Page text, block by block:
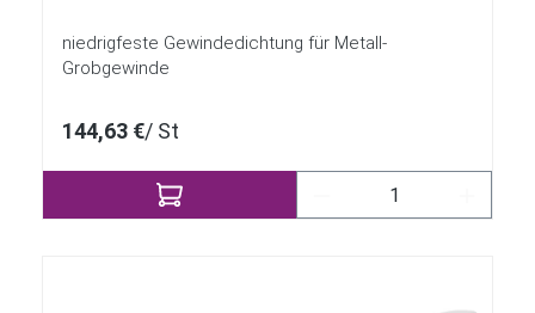
niedrigfeste Gewindedichtung für Metall-
Grobgewinde
144,63 €/ St
Produkt Anzahl: